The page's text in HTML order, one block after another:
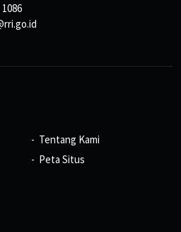
Tentang Kami
Peta Situs